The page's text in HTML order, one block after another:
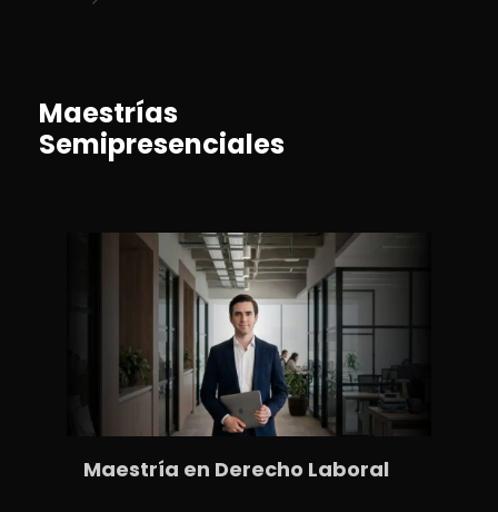
Maestrías
Semipresenciales
Maestría en Derecho Laboral